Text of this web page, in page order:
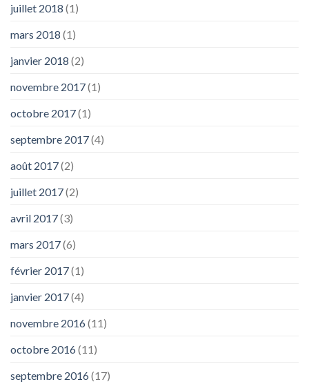
juillet 2018 (1)
mars 2018 (1)
janvier 2018 (2)
novembre 2017(1)
octobre 2017(1)
septembre 2017(4)
août 2017(2)
juillet 2017(2)
avril 2017(3)
mars 2017(6)
février 2017(1)
janvier 2017(4)
novembre 2016(11)
octobre 2016(11)
septembre 2016(17)